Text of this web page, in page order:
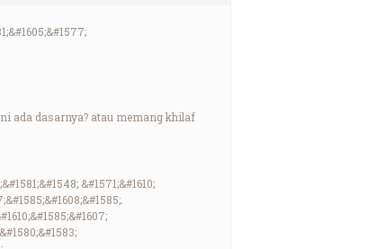
ada dasarnya? atau memang khilaf
&#1571;&#1610;